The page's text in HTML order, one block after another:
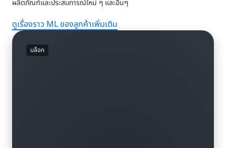
ผลิตภัณฑ์และประสบการณ์ใหม่ ๆ และอื่นๆ
ดูเรื่องราว ML ของลูกค้าเพิ่มเติม
บล็อก